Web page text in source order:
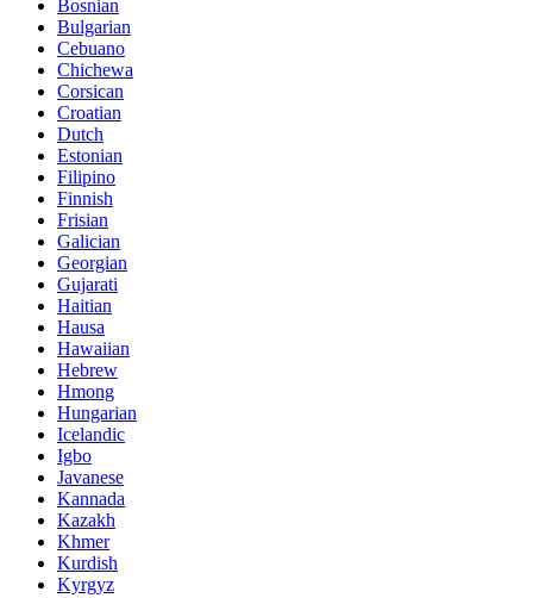
Bosnian
Bulgarian
Cebuano
Chichewa
Corsican
Croatian
Dutch
Estonian
Filipino
Finnish
Frisian
Galician
Georgian
Gujarati
Haitian
Hausa
Hawaiian
Hebrew
Hmong
Hungarian
Icelandic
Igbo
Javanese
Kannada
Kazakh
Khmer
Kurdish
Kyrgyz